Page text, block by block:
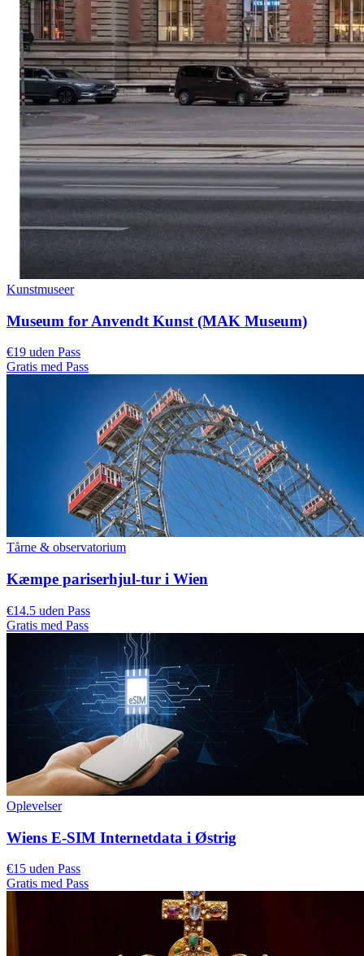
Kunstmuseer
Museum for Anvendt Kunst (MAK Museum)
€19 uden Pass
Gratis med Pass
Tårne & observatorium
Kæmpe pariserhjul-tur i Wien
€14.5 uden Pass
Gratis med Pass
Oplevelser
Wiens E-SIM Internetdata i Østrig
€15 uden Pass
Gratis med Pass